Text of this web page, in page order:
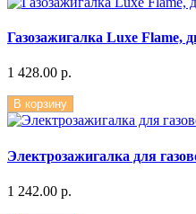
Газозажигалка Luxe Flame,
1 428.00 р.
В корзину
Электрозажигалка для
1 242.00 р.